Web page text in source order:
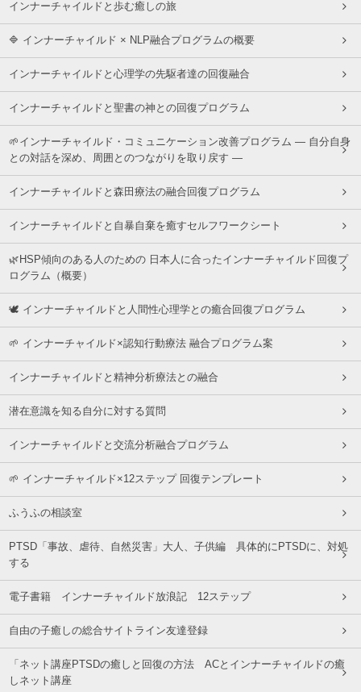
インナーチャイルドと歩む癒しの旅
🔷 インナーチャイルド × NLP融合プログラムの概要
インナーチャイルドと心理学の先駆者達の回復融合
インナーチャイルドと聖書の神との回復プログラム
🌱インナーチャイルド・コミュニケーション改善プログラム ― 自分自身
との対話を深め、周囲とのつながりを取り戻す ―
インナーチャイルドと森田療法の融合回復プログラム
インナーチャイルドと自暴自棄を癒すセルフワークシート
🌿HSP傾向のある人のための 日本人に合ったインナーチャイルド回復プ
ログラム（概要）
🕊 インナーチャイルドと人間性心理学との癒合回復プログラム
🌱 インナーチャイルド×認知行動療法 融合プログラム案
インナーチャイルドと精神分析療法との融合
潜在意識を知る自分に対する質問
インナーチャイルドと交流分析融合プログラム
🌱 インナーチャイルド×12ステップ 回復テンプレート
ふうふの相談室
PTSD「事故、虐待、自然災害」大人、子供編 具体的にPTSDに、対処
する
電子書籍 インナーチャイルド放浪記 12ステップ
自由の子癒しの総合サイトライン友達登録
「ネット講座PTSDの癒しと回復の方法 ACとインナーチャイルドの癒
しネット講座